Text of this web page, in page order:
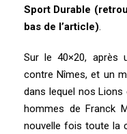
Sport Durable
bas de l’article).
Sur le 40×20, après
contre Nîmes, et un
dans lequel nos Lions
hommes de Franck
nouvelle fois toute la